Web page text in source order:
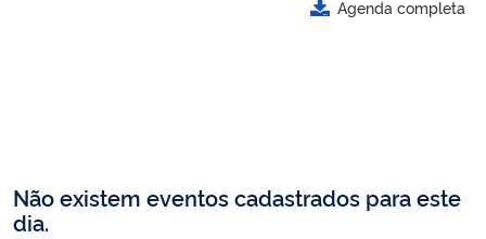
Agenda completa
Não existem eventos cadastrados para este
dia.